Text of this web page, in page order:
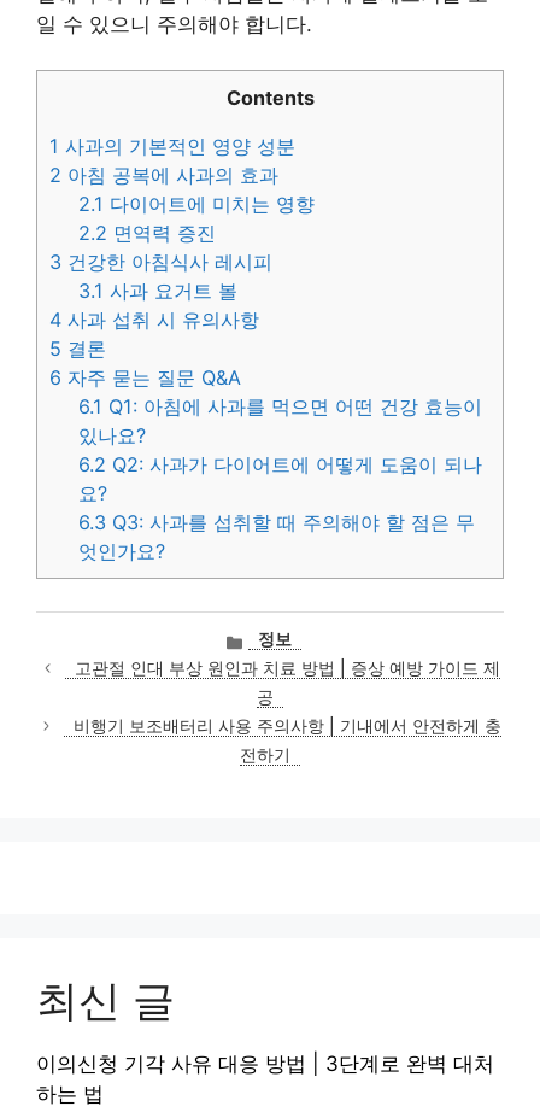
일 수 있으니 주의해야 합니다.
Contents
1 사과의 기본적인 영양 성분
2 아침 공복에 사과의 효과
2.1 다이어트에 미치는 영향
2.2 면역력 증진
3 건강한 아침식사 레시피
3.1 사과 요거트 볼
4 사과 섭취 시 유의사항
5 결론
6 자주 묻는 질문 Q&A
6.1 Q1: 아침에 사과를 먹으면 어떤 건강 효능이
있나요?
6.2 Q2: 사과가 다이어트에 어떻게 도움이 되나
요?
6.3 Q3: 사과를 섭취할 때 주의해야 할 점은 무
엇인가요?
카
테
고
리
정보
고관절 인대 부상 원인과 치료 방법 | 증상 예방 가이드 제
공
비행기 보조배터리 사용 주의사항 | 기내에서 안전하게 충
전하기
최신 글
이의신청 기각 사유 대응 방법 | 3단계로 완벽 대처
하는 법